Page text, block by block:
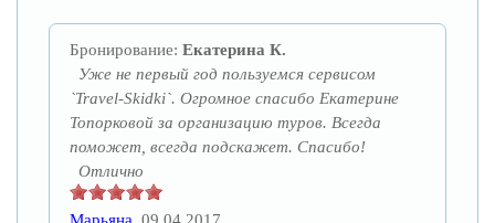
Бронирование: Екатерина К.
Уже не первый год пользуемся сервисом
`Travel-Skidki`. Огромное спасибо Екатерине
Топорковой за организацию туров. Всегда
поможет, всегда подскажет. Спасибо!
Отлично